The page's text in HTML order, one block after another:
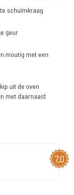
schuimkraag
geur
moutig met een
uit de oven
met daarnaast
7,0